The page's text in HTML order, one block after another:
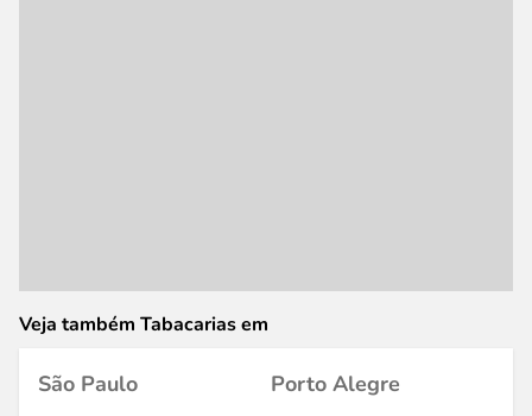
Veja também Tabacarias em
São Paulo
Porto Alegre